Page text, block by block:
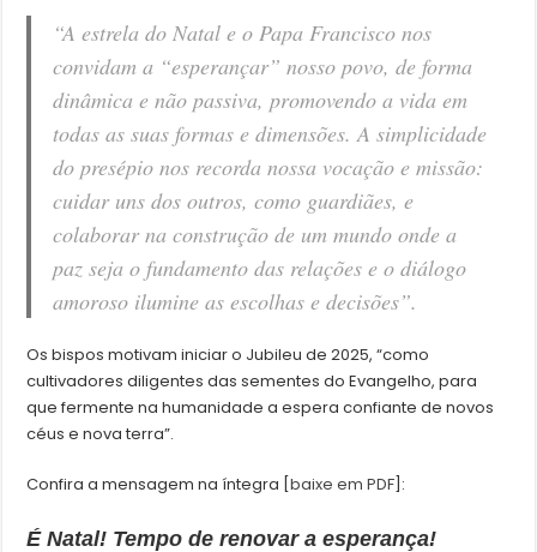
“A estrela do Natal e o Papa Francisco nos
convidam a “esperançar” nosso povo, de forma
dinâmica e não passiva, promovendo a vida em
todas as suas formas e dimensões. A simplicidade
do presépio nos recorda nossa vocação e missão:
cuidar uns dos outros, como guardiães, e
colaborar na construção de um mundo onde a
paz seja o fundamento das relações e o diálogo
amoroso ilumine as escolhas e decisões”.
Os bispos motivam iniciar o Jubileu de 2025, “como
cultivadores diligentes das sementes do Evangelho, para
que fermente na humanidade a espera confiante de novos
céus e nova terra”.
Confira a mensagem na íntegra [baixe em PDF ]:
É Natal! Tempo de renovar a esperança!